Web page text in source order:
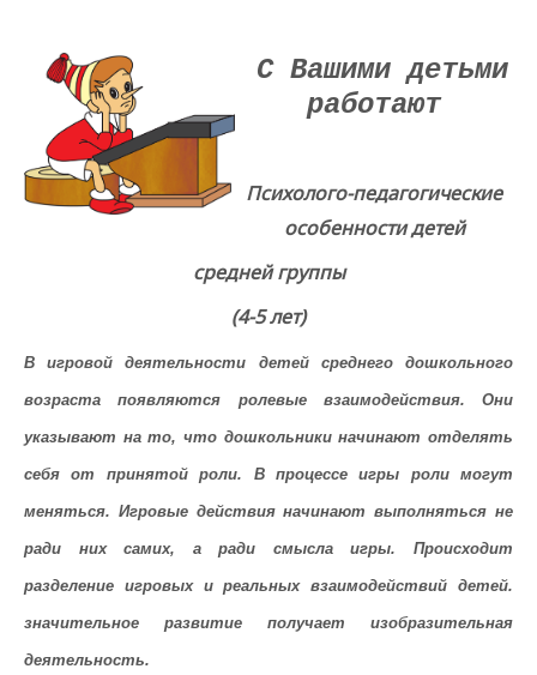
С Вашими детьми
работают
Психолого-педагогические
особенности детей
средней группы
(4-5 лет)
В игровой деятельности детей среднего дошкольного
возраста появляются ролевые взаимодействия. Они
указывают на то, что дошкольники начинают отделять
себя от принятой роли. В процессе игры роли могут
меняться. Игровые действия начинают выполняться не
ради них самих, а ради смысла игры. Происходит
разделение игровых и реальных взаимодействий детей.
значительное развитие получает изобразительная
деятельность.